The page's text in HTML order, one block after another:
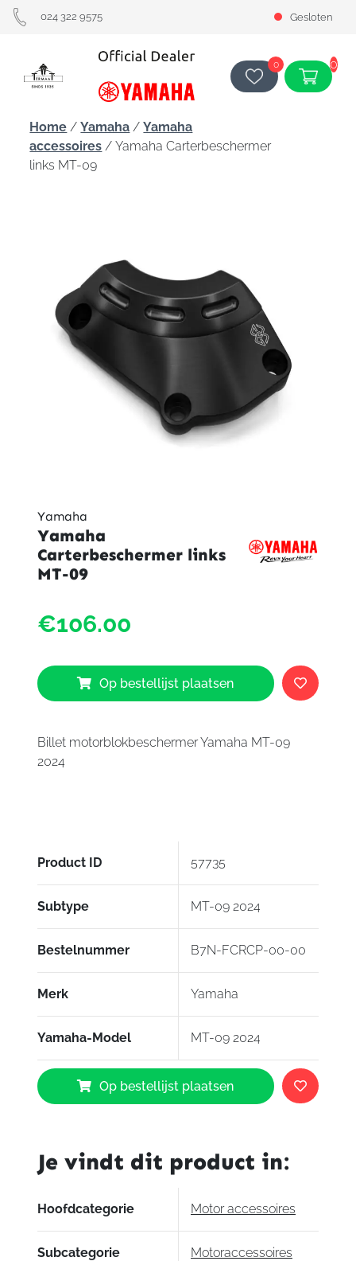
024 322 9575 Gesloten
0 0
Home /Yamaha /Yamaha
accessoires / Yamaha Carterbeschermer
links MT-09
Yamaha
Yamaha
Carterbeschermer links
MT-09
€106.00
Op bestellijst plaatsen
Billet motorblokbeschermer Yamaha MT-09
2024
Product ID 57735
Subtype MT-09 2024
Bestelnummer B7N-FCRCP-00-00
Merk Yamaha
Yamaha-Model MT-09 2024
Yamaha
Carterbeschermer
links
aantal
Op bestellijst plaatsen
Je vindt dit product in:
Hoofdcategorie Motor accessoires
Subcategorie
Motoraccessoires